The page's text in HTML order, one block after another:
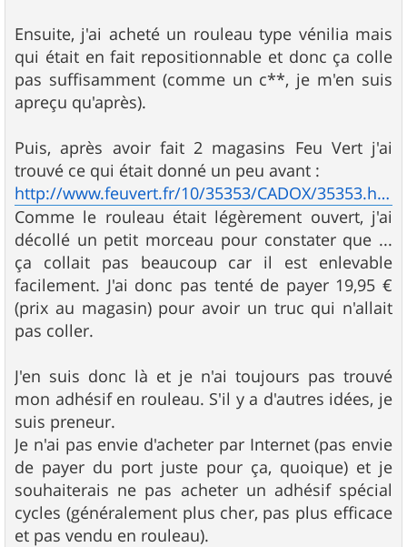
Ensuite, j'ai acheté un rouleau type vénilia mais
qui était en fait repositionnable et donc ça colle
pas suffisamment (comme un c**, je m'en suis
apreçu qu'après).
Puis, après avoir fait 2 magasins Feu Vert j'ai
trouvé ce qui était donné un peu avant :
http://www.feuvert.fr/10/35353/CADOX/35353.htm
Comme le rouleau était légèrement ouvert, j'ai
décollé un petit morceau pour constater que ...
ça collait pas beaucoup car il est enlevable
facilement. J'ai donc pas tenté de payer 19,95 €
(prix au magasin) pour avoir un truc qui n'allait
pas coller.
J'en suis donc là et je n'ai toujours pas trouvé
mon adhésif en rouleau. S'il y a d'autres idées, je
suis preneur.
Je n'ai pas envie d'acheter par Internet (pas envie
de payer du port juste pour ça, quoique) et je
souhaiterais ne pas acheter un adhésif spécial
cycles (généralement plus cher, pas plus efficace
et pas vendu en rouleau).